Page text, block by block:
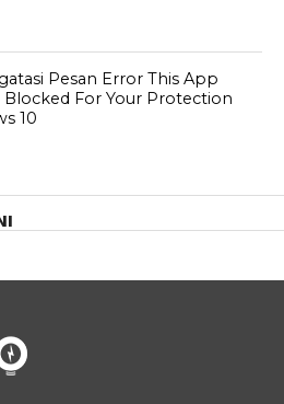
Pesan Error This App
Blocked For Your Protection
10